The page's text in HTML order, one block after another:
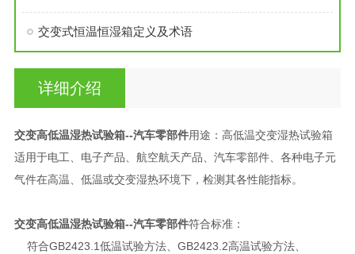
交变式恒温恒湿箱定义及术语
详细介绍
交变高低温湿热试验箱--汽车零部件用途：高低温交变湿热试验箱
适用于电工、电子产品、航空航天产品、汽车零部件、各种电子元
气件在高温、低温或交变湿热环境下，检测其各性能指标。
交变高低温湿热试验箱--汽车零部件符合标准：
符合GB2423.1低温试验方法、GB2423.2高温试验方法、